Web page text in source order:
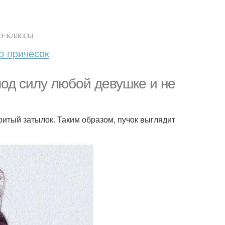
классы
причесок
силу любой девушке и не
затылок. Таким образом, пучок выглядит